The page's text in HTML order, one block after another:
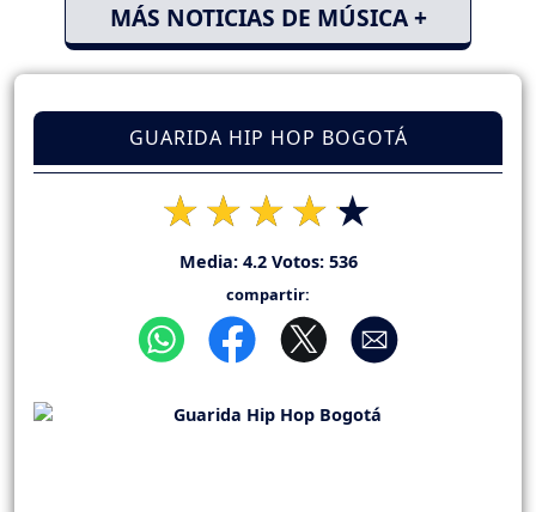
GUARIDA HIP HOP BOGOTÁ
Media: 4.2Votos: 536
compartir:
MÁS NOTICIAS DE MÚSICA +